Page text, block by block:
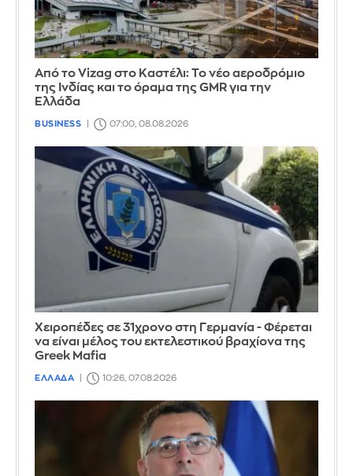
Από το Vizag στο Καστέλι: Το νέο αεροδρόμιο
της Ινδίας και το όραμα της GMR για την
Ελλάδα
BUSINESS 07:00, 08.08.2026
Χειροπέδες σε 31χρονο στη Γερμανία - Φέρεται
να είναι μέλος του εκτελεστικού βραχίονα της
Greek Mafia
ΕΛΛΑΔΑ 10:26, 07.08.2026